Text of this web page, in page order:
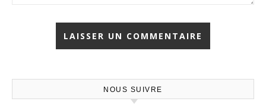
NOUS SUIVRE